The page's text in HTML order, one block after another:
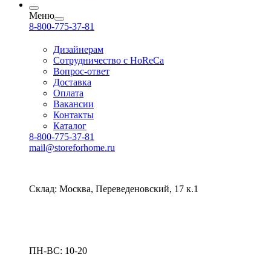
Меню
8-800-775-37-81
Дизайнерам
Сотрудничество с HoReCa
Вопрос-ответ
Доставка
Оплата
Вакансии
Контакты
Каталог
8-800-775-37-81
mail@storeforhome.ru
Склад: Москва, Переведеновский, 17 к.1
ПН-ВС: 10-20